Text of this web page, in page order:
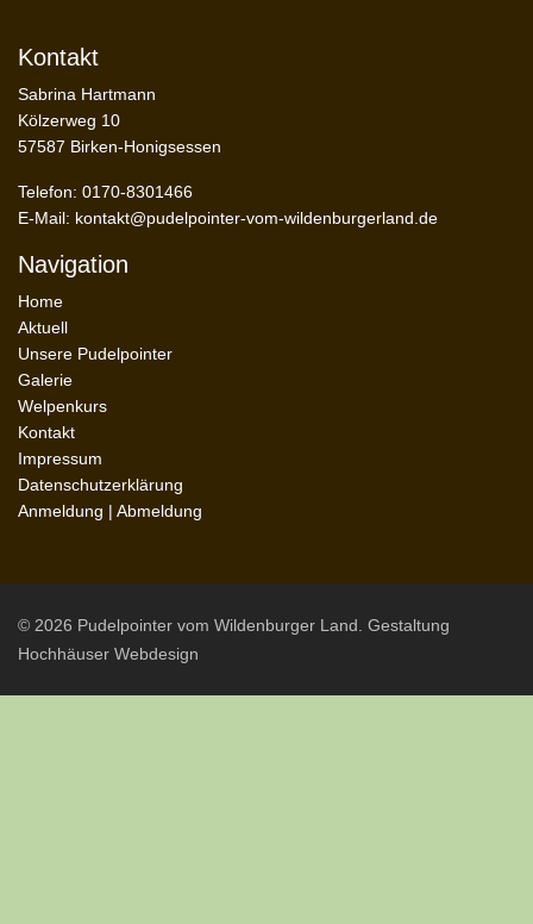
Kontakt
Sabrina Hartmann
Kölzerweg 10
57587 Birken-Honigsessen
Telefon: 0170-8301466
E-Mail: kontakt@pudelpointer-vom-wildenburgerland.de
Navigation
Home
Aktuell
Unsere Pudelpointer
Galerie
Welpenkurs
Kontakt
Impressum
Datenschutzerklärung
Anmeldung | Abmeldung
© 2026 Pudelpointer vom Wildenburger Land. Gestaltung
Hochhäuser Webdesign